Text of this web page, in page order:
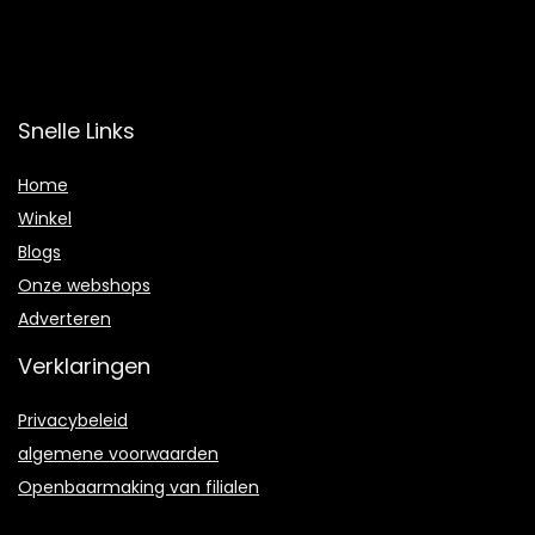
Snelle Links
Home
Winkel
Blogs
Onze webshops
Adverteren
Verklaringen
Privacybeleid
algemene voorwaarden
Openbaarmaking van filialen